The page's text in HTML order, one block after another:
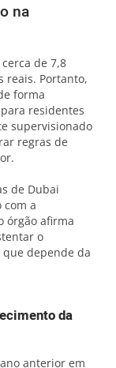
na
de 7,8
reais. Portanto,
forma
residentes
supervisionado
regras de
de Dubai
com a
órgão afirma
o
depende da
da
anterior em